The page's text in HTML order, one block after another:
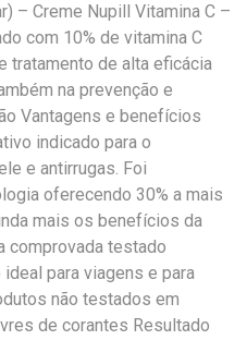
– Creme Nupill Vitamina C –
com 10% de vitamina C
tratamento de alta eficácia
na prevenção e
Vantagens e benefícios
indicado para o
e antirrugas. Foi
oferecendo 30% a mais
mais os benefícios da
comprovada testado
para viagens e para
não testados em
de corantes Resultado